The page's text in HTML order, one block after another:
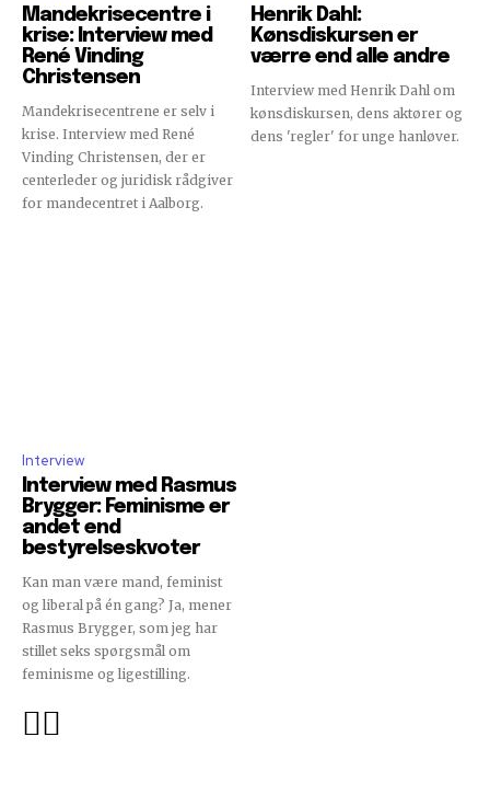
Mandekrisecentre i
krise: Interview med
René Vinding
Christensen
Mandekrisecentrene er selv i
krise. Interview med René
Vinding Christensen, der er
centerleder og juridisk rådgiver
for mandecentret i Aalborg.
Henrik Dahl:
Kønsdiskursen er
værre end alle andre
Interview med Henrik Dahl om
kønsdiskursen, dens aktører og
dens 'regler' for unge hanløver.
Interview
Interview med Rasmus
Brygger: Feminisme er
andet end
bestyrelseskvoter
Kan man være mand, feminist
og liberal på én gang? Ja, mener
Rasmus Brygger, som jeg har
stillet seks spørgsmål om
feminisme og ligestilling.